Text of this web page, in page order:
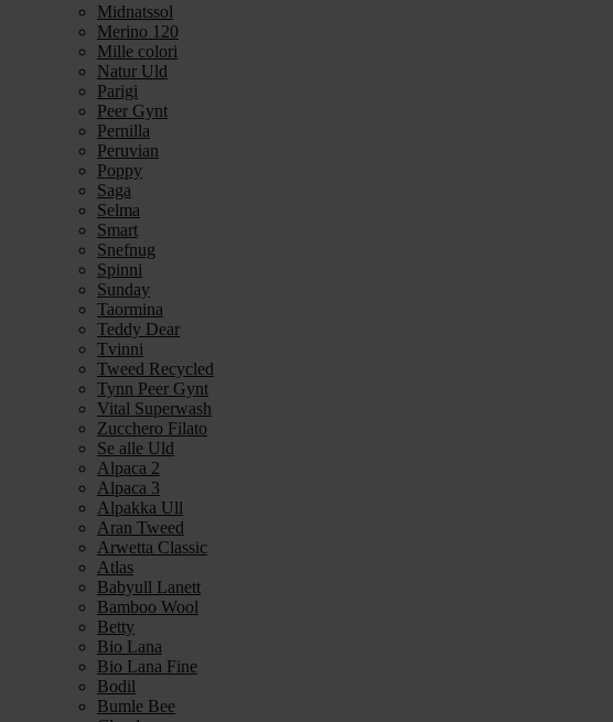
Midnatssol
Merino 120
Mille colori
Natur Uld
Parigi
Peer Gynt
Pernilla
Peruvian
Poppy
Saga
Selma
Smart
Snefnug
Spinni
Sunday
Taormina
Teddy Dear
Tvinni
Tweed Recycled
Tynn Peer Gynt
Vital Superwash
Zucchero Filato
Se alle Uld
Alpaca 2
Alpaca 3
Alpakka Ull
Aran Tweed
Arwetta Classic
Atlas
Babyull Lanett
Bamboo Wool
Betty
Bio Lana
Bio Lana Fine
Bodil
Bumle Bee